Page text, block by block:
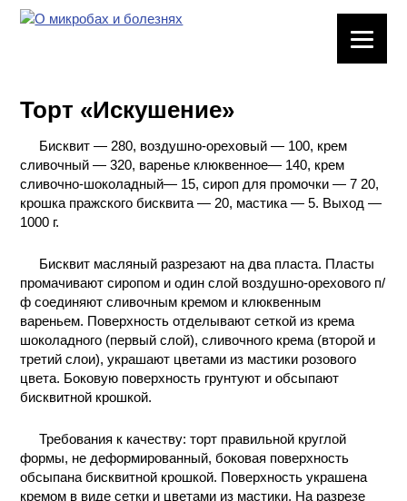
ХИМИЧЕСКАЯ
ВРЕДНЫЕ
ФАКТОРЫ
ПРАКТИЧЕСКОЙ
ХИМИИ
ХИМИЯ НА
ПРОИЗВОДСТВЕ
И ХИМИЧЕСКАЯ
ТЕХНОЛОГИЯ
Торт «Искушение»
Бисквит — 280, воздушно-ореховый — 100, крем
сливочный — 320, варенье клюквенное— 140, крем
сливочно-шоколадный— 15, сироп для промочки — 7 20,
крошка пражского бисквита — 20, мастика — 5. Выход —
1000 г.
Бисквит масляный разрезают на два пласта. Пласты
промачивают сиропом и один слой воздушно-орехового п/
ф соединяют сливочным кремом и клюквенным
вареньем. Поверхность отделывают сеткой из крема
шоколадного (первый слой), сливочного крема (второй и
третий слои), украшают цветами из мастики розового
цвета. Боковую поверхность грунтуют и обсыпают
бисквитной крошкой.
Требования к качеству: торт правильной круглой
формы, не деформированный, боковая поверхность
обсыпана бисквитной крошкой. Поверхность украшена
кремом в виде сетки и цветами из мастики. На разрезе